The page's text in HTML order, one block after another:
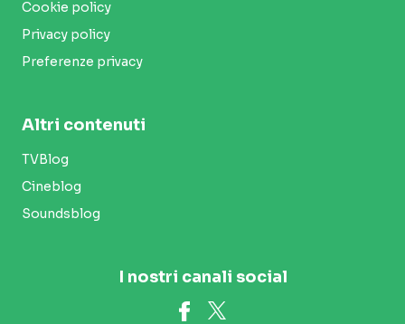
Cookie policy
Privacy policy
Preferenze privacy
Altri contenuti
TVBlog
Cineblog
Soundsblog
I nostri canali social